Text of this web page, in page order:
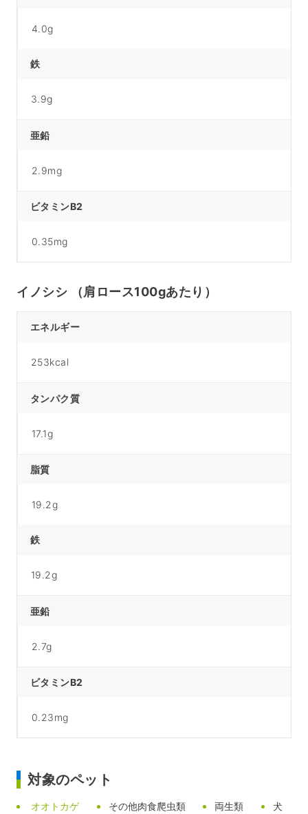
4.0g
鉄
3.9g
亜鉛
2.9mg
ビタミンB2
0.35mg
イノシシ （肩ロース100gあたり）
エネルギー
253kcal
タンパク質
17.1g
脂質
19.2g
鉄
19.2g
亜鉛
2.7g
ビタミンB2
0.23mg
対象のペット
オオトカゲ その他肉食爬虫類 両生類
犬